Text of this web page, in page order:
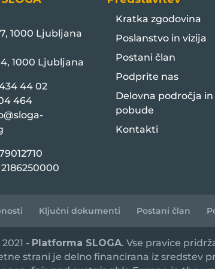
1000 Ljubljana
1000 Ljubljana
44 02
464
2186250000
Kratka zgodovina
Poslanstvo in vizija
Postani član
Podprite nas
Delovna področja in
pobude
Kontakti
Ključni dokumenti Postani član
- Platforma SLOGA. Vse pravice
strani je delno financirana iz sredstev